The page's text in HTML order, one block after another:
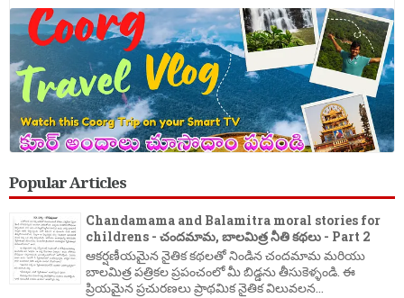
Popular Articles
Chandamama and Balamitra moral stories for
childrens - చందమామ, బాలమిత్ర నీతి కథలు - Part 2
ఆకర్షణీయమైన నైతిక కథలతో నిండిన చందమామ మరియు
బాలమిత్ర పత్రికల ప్రపంచంలో మీ బిడ్డను తీసుకెళ్ళండి. ఈ
ప్రియమైన ప్రచురణలు ప్రాథమిక నైతిక విలువలన...